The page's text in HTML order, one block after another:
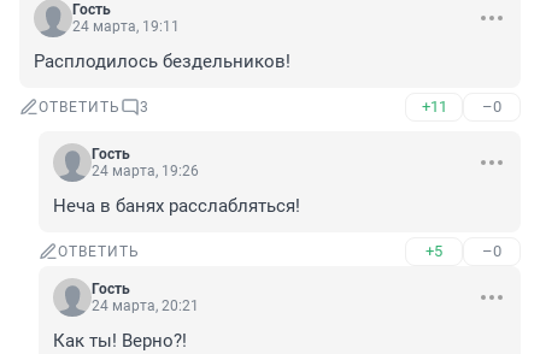
Гость
24 марта, 19:11
Расплодилось бездельников!
ОТВЕТИТЬ 3 +11 –0
Гость
24 марта, 19:26
Неча в банях расслабляться!
ОТВЕТИТЬ +5 –0
Гость
24 марта, 20:21
Как ты! Верно?!